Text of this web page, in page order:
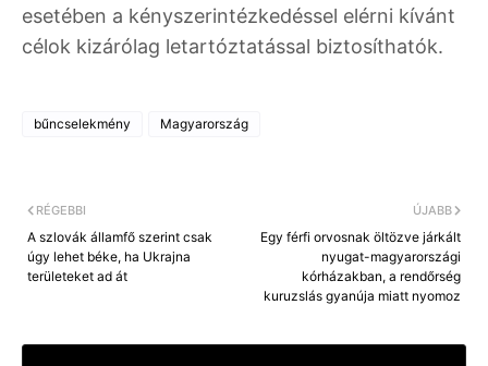
esetében a kényszerintézkedéssel elérni kívánt
célok kizárólag letartóztatással biztosíthatók.
bűncselekmény Magyarország
ÚJABB
Egy férfi orvosnak öltözve járkált
nyugat-magyarországi
kórházakban, a rendőrség
kuruzslás gyanúja miatt nyomoz
RÉGEBBI
A szlovák államfő szerint csak
úgy lehet béke, ha Ukrajna
területeket ad át